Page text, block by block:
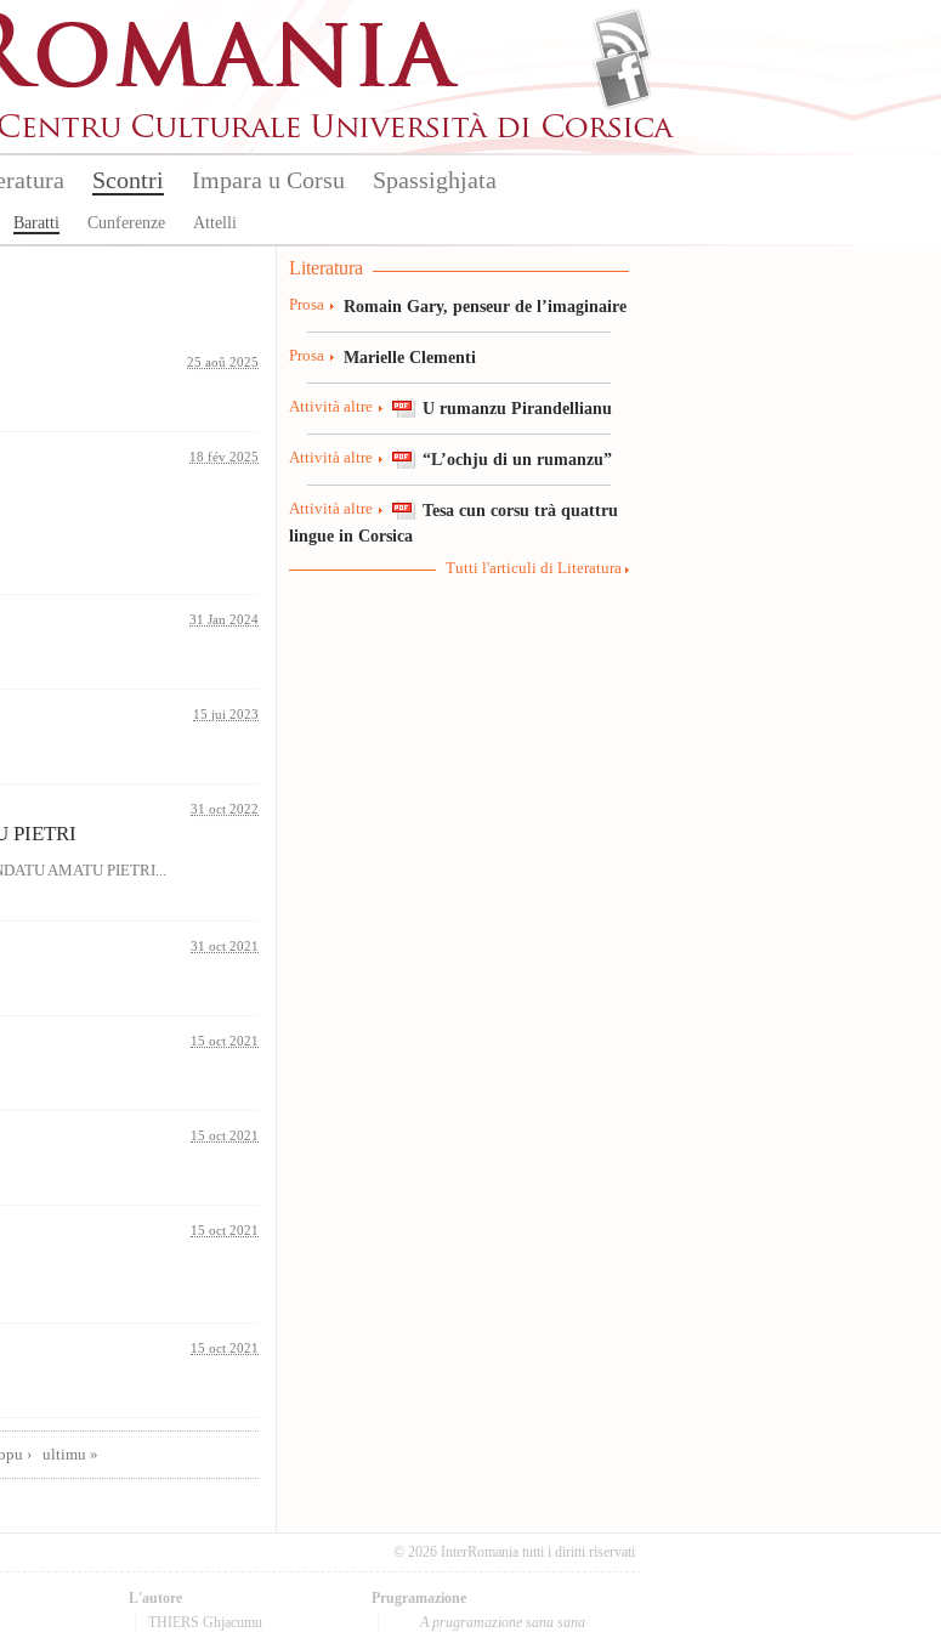
Scontri
Baratti Cunferenze Attelli
Impara u Corsu Spassighjata
25 aoû 2025
18 fév 2025
31 Jan 2024
15 jui 2023
31 oct 2022
PIETRI
AMATU PIETRI...
31 oct 2021
15 oct 2021
15 oct 2021
15 oct 2021
15 oct 2021
› ultimu »
Literatura
Prosa Romain Gary, penseur de l’imaginaire
Prosa Marielle Clementi
Attività altre U rumanzu Pirandellianu
Attività altre “L’ochju di un rumanzu”
Attività altre
Tesa cun corsu trà quattru
lingue in Corsica
Tutti l'articuli di Literatura
© 2026 InterRomania tutti i diritti riservati
L'autore
THIERS Ghjacumu
Prugramazione
A prugramazione sana sana